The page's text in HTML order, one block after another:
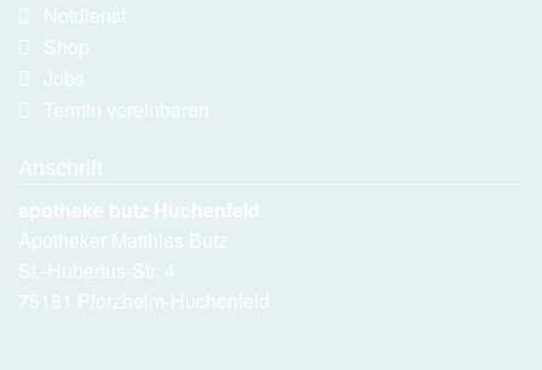
Notdienst
Shop
Jobs
Termin vereinbaren
Anschrift
apotheke butz Huchenfeld
Apotheker Matthias Butz
St.-Hubertus-Str. 4
75181 Pforzheim-Huchenfeld